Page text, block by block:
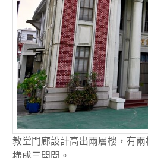
教堂門廊設計高出兩層樓，有
構成三開間。